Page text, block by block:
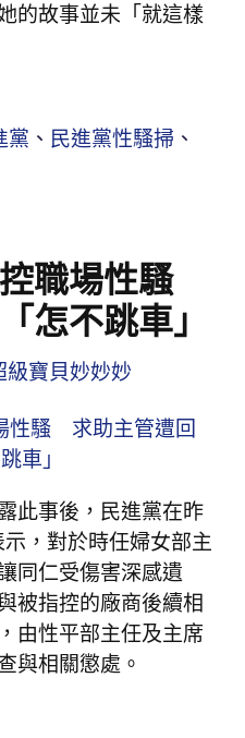
的故事並未「就這樣
黨 、 民進黨性騷掃 、
職場性騷
怎不跳車」
級寶貝妙妙妙
此事後，民進黨在昨
示，對於時任婦女部主
同仁受傷害深感遺
被指控的廠商後續相
由性平部主任及主席
與相關懲處。